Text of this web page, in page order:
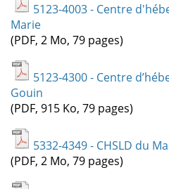
5123-4003 - Centre
Marie
(PDF, 2 Mo, 79 pages)
5123-4300 - Centre
Gouin
(PDF, 915 Ko, 79 pages)
5332-4349 - CHSLD du
(PDF, 2 Mo, 79 pages)